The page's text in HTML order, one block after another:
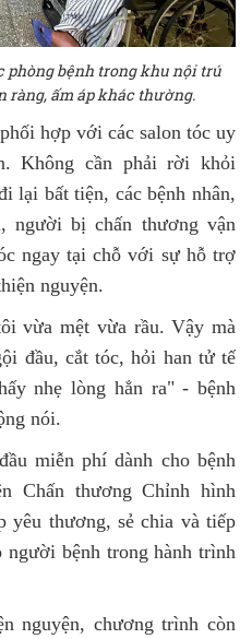
phòng bệnh trong khu nội trú
ràng, ấm áp khác thường.
hợp với các salon tóc uy
Không cần phải rời khỏi
lại bất tiện, các bệnh nhân,
người bị chấn thương vận
ngay tại chỗ với sự hỗ trợ
nguyện.
vừa mệt vừa rầu. Vậy mà
đầu, cắt tóc, hỏi han tử tế
nhẹ lòng hẳn ra" - bệnh
nói.
miễn phí dành cho bệnh
Chấn thương Chỉnh hình
yêu thương, sẻ chia và tiếp
bệnh trong hành trình
nguyện, chương trình còn